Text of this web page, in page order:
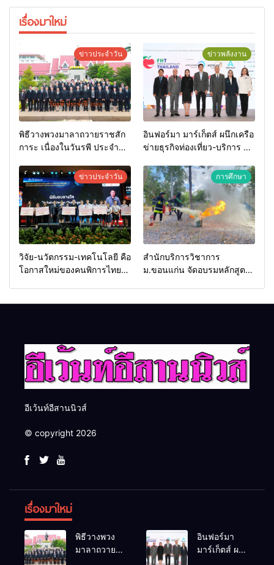
เรื่องมาใหม่
ข่าวประจำวัน
พิธีวางพวงมาลาถวายราชสัก
การะ เนื่องในวันรพี ประจำปี
วันรพี เพื่อเชื่อมความสัมพันธ์
อันดีของหน่วยงานใน
กระบวนการยุติธรรม
ข่าวพลังงาน
อินฟอร์มา มาร์เก็ตส์ ผนึกเครือ
ข่ายธุรกิจท่องเที่ยว-บริการ จัด
2026 เชื่อม 4 งานใหญ่ สร้าง
โอกาสธุรกิจครบวงจร ด้วย
ครับ
ข่าวประจำวัน
วิจัย-นวัตกรรม-เทคโนโลยี คือ
โอกาสใหม่ของคนพิการไทย
การศึกษา
สำนักบริการวิชาการ
ม.ขอนแก่น จัดอบรมหลักสูตร
อีเว้นท์อีสานนิวส์
© copyright 2026
เรื่องมาใหม่
พิธีวางพวง
มาลาถวาย
อินฟอร์มา
มาร์เก็ตส์ ผนึก